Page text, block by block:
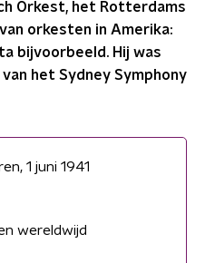
Orkest, het Rotterdams
orkesten in Amerika:
bijvoorbeeld. Hij was
het Sydney Symphony
1 juni 1941
wereldwijd